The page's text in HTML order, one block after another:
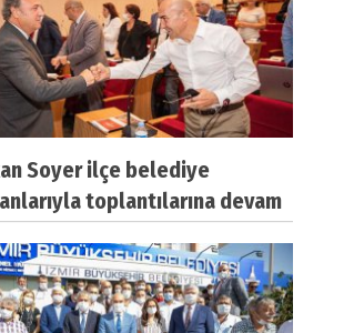
Soyer ilçe belediye
toplantılarına devam